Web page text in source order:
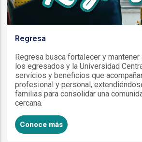
Regresa
Regresa busca fortalecer y
los egresados y la Universidad
servicios y beneficios que
profesional y personal,
familias para consolidar una
cercana.
Conoce más